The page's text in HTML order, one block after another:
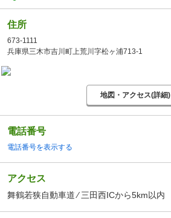
住所
673-1111
兵庫県三木市吉川町上荒川字松ヶ浦713-1
地図・アクセス(詳細)
電話番号
電話番号を表示する
アクセス
舞鶴若狭自動車道 ⁄ 三田西ICから5km以内